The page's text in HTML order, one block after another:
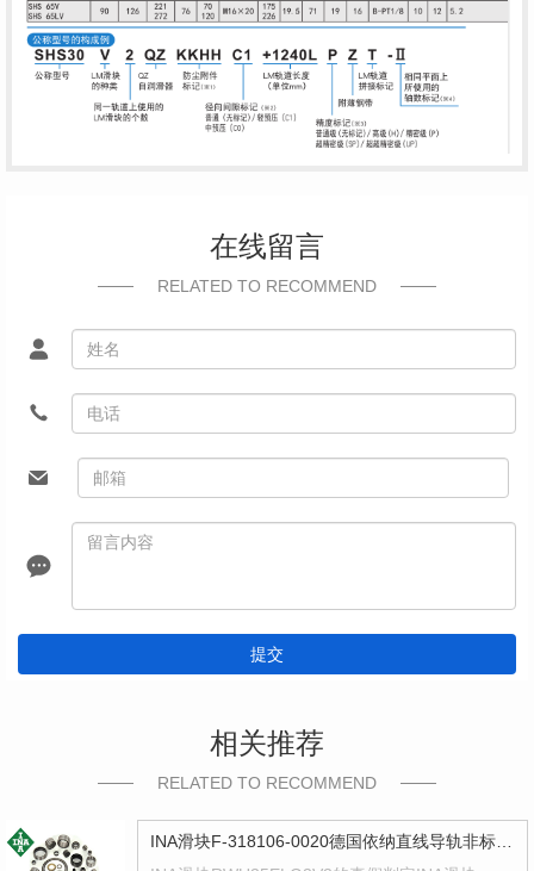
在线留言
RELATED TO RECOMMEND
提交
相关推荐
RELATED TO RECOMMEND